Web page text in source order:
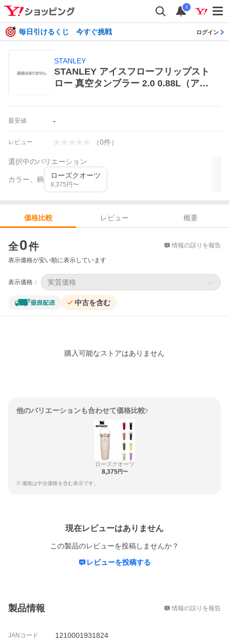
i
毎日引けるくじ 今すぐ挑戦 ログイン
STANLEY
STANLEY アイスフローフリップスト
ロー 真空タンブラー 2.0 0.88L（アズ
最安値 -
レビュー （0件）
選択中のバリエーション
カラー、柄 ローズクオーツ
8,375 円〜
価格比較 レビュー
概要
全0件 情報の誤りを報告
表示価格が安い順に表示しています
表示価格： 実質価格
中古を含む
購入可能なストアはありません
他のバリエーションも合わせて価格比較
ローズクオーツ
8,375円〜
※ 価格は中古価格を含む表示です。
現在レビューはありません
この製品のレビューを投稿しませんか？
レビューを投稿する
製品情報 情報の誤りを報告
JANコード 1210001931824